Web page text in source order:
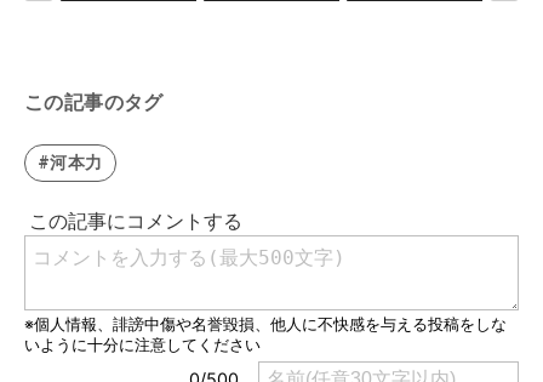
この記事のタグ
#河本力